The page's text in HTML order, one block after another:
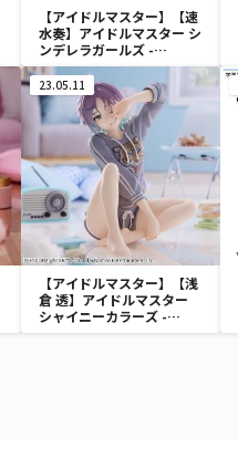
【アイドルマスター】【速
水奏】アイドルマスター シ
ンデレラガールズ -
Celestial vivi-速水奏
23.05.11
【アイドルマスター】【浅
倉 透】アイドルマスター
シャイニーカラーズ -
Relax time-浅倉 透